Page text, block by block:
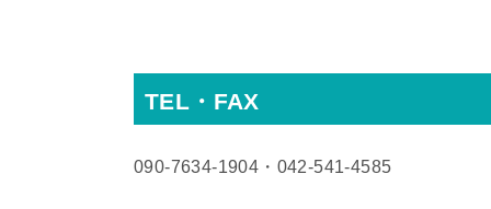
TEL・FAX
090‐7634‐1904・042‐541‐4585